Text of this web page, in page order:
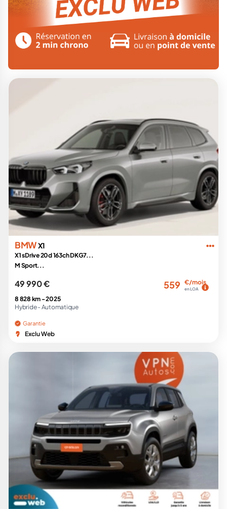
BMWX1
X1 sDrive 20d 163ch DKG7...
M Sport...
49 990 € 559 €/mois
en LOA
8 828 km -2025
Hybride - Automatique
Garantie
Exclu Web